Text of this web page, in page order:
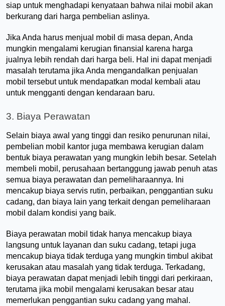
siap untuk menghadapi kenyataan bahwa nilai mobil akan
berkurang dari harga pembelian aslinya.
Jika Anda harus menjual mobil di masa depan, Anda
mungkin mengalami kerugian finansial karena harga
jualnya lebih rendah dari harga beli. Hal ini dapat menjadi
masalah terutama jika Anda mengandalkan penjualan
mobil tersebut untuk mendapatkan modal kembali atau
untuk mengganti dengan kendaraan baru.
3. Biaya Perawatan
Selain biaya awal yang tinggi dan resiko penurunan nilai,
pembelian mobil kantor juga membawa kerugian dalam
bentuk biaya perawatan yang mungkin lebih besar. Setelah
membeli mobil, perusahaan bertanggung jawab penuh atas
semua biaya perawatan dan pemeliharaannya. Ini
mencakup biaya servis rutin, perbaikan, penggantian suku
cadang, dan biaya lain yang terkait dengan pemeliharaan
mobil dalam kondisi yang baik.
Biaya perawatan mobil tidak hanya mencakup biaya
langsung untuk layanan dan suku cadang, tetapi juga
mencakup biaya tidak terduga yang mungkin timbul akibat
kerusakan atau masalah yang tidak terduga. Terkadang,
biaya perawatan dapat menjadi lebih tinggi dari perkiraan,
terutama jika mobil mengalami kerusakan besar atau
memerlukan penggantian suku cadang yang mahal.